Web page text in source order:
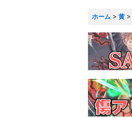
ホーム > 黄 >